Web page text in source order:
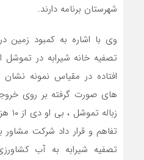
شهرستان برنامه دارند.
وی با اشاره به کمبود زمین
تصفیه خانه شیرابه در تموشل
افتاده در مقیاس نمونه
های صورت گرفته بر روی
تفاهم و قرار داد شرکت مشاور
تصفیه شیرابه به آب